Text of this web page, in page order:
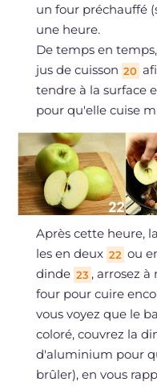
un four préchauffé
une heure.
De temps en
jus de cuisson 20
tendre à la surface
pour qu'elle cuise
Après cette heure,
les en deux 22 ou
dinde 23 , arrosez
four pour cuire
vous voyez que le
coloré, couvrez la
d'aluminium pour
brûler), en vous